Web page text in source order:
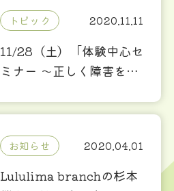
トピック 2020.11.11
11/28（土）「体験中心セ
ミナー ～正しく障害を知
お知らせ 2020.04.01
Lululima branchの杉本